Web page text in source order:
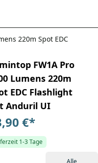
220m Spot EDC
FW1A Pro
Lumens 220m
EDC Flashlight
Anduril UI
€*
1-3 Tage
Alle